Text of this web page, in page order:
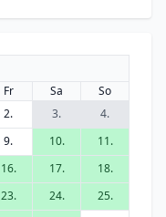
Fr Sa
So
2. 3.
4.
9. 10.
11.
16. 17.
18.
23. 24.
25.